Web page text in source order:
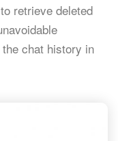
retrieve deleted
chat history in